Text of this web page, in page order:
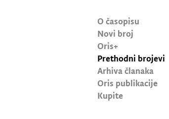
O časopisu
Novi broj
Oris+
Prethodni brojevi
Arhiva članaka
Oris publikacije
Kupite